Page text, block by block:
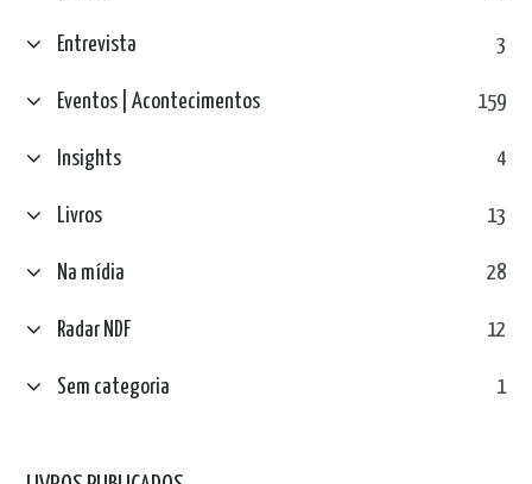
Entrevista 3
Eventos | Acontecimentos 159
Insights 4
Livros 13
Na mídia 28
Radar NDF 12
Sem categoria 1